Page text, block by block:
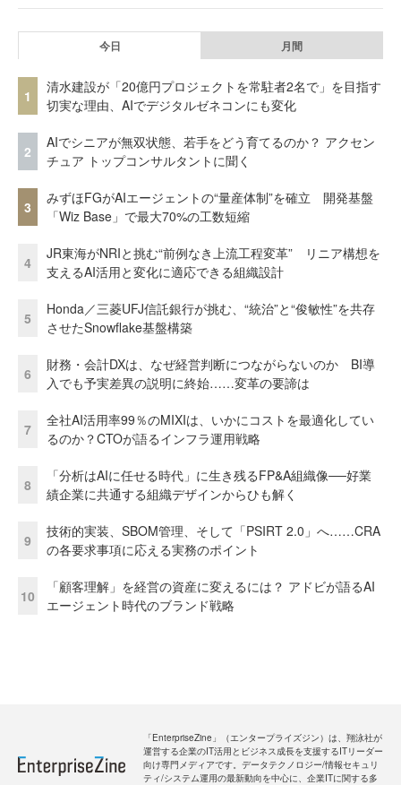
今日 月間
1
清水建設が「20億円プロジェクトを常駐者2名で」を目指す
切実な理由、AIでデジタルゼネコンにも変化
2
AIでシニアが無双状態、若手をどう育てるのか？ アクセン
チュア トップコンサルタントに聞く
3
みずほFGがAIエージェントの“量産体制”を確立 開発基盤
「Wiz Base」で最大70%の工数短縮
4
JR東海がNRIと挑む“前例なき上流工程変革” リニア構想を
支えるAI活用と変化に適応できる組織設計
5
Honda／三菱UFJ信託銀行が挑む、“統治”と“俊敏性”を共存
させたSnowflake基盤構築
6
財務・会計DXは、なぜ経営判断につながらないのか BI導
入でも予実差異の説明に終始……変革の要諦は
7
全社AI活用率99％のMIXIは、いかにコストを最適化してい
るのか？CTOが語るインフラ運用戦略
8
「分析はAIに任せる時代」に生き残るFP&A組織像──好業
績企業に共通する組織デザインからひも解く
9
技術的実装、SBOM管理、そして「PSIRT 2.0」へ……CRA
の各要求事項に応える実務のポイント
10
「顧客理解」を経営の資産に変えるには？ アドビが語るAI
エージェント時代のブランド戦略
「EnterpriseZine」（エンタープライズジン）は、翔泳社が
運営する企業のIT活用とビジネス成長を支援するITリーダー
向け専門メディアです。データテクノロジー/情報セキュリ
ティ/システム運用の最新動向を中心に、企業ITに関する多